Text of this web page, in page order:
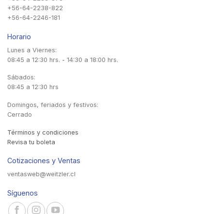
+56-64-2238-822
+56-64-2246-181
Horario
Lunes a Viernes:
08:45 a 12:30 hrs. - 14:30 a 18:00 hrs.
Sábados:
08:45 a 12:30 hrs
Domingos, feriados y festivos:
Cerrado
Términos y condiciones
Revisa tu boleta
Cotizaciones y Ventas
ventasweb@weitzler.cl
Síguenos